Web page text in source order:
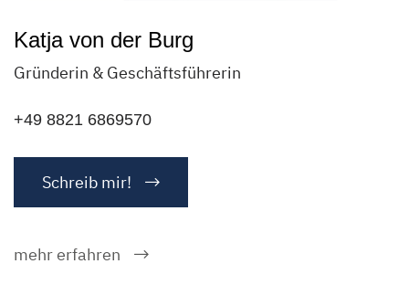
Katja von der Burg
Gründerin & Geschäftsführerin
+49 8821 6869570
Schreib mir!
mehr erfahren